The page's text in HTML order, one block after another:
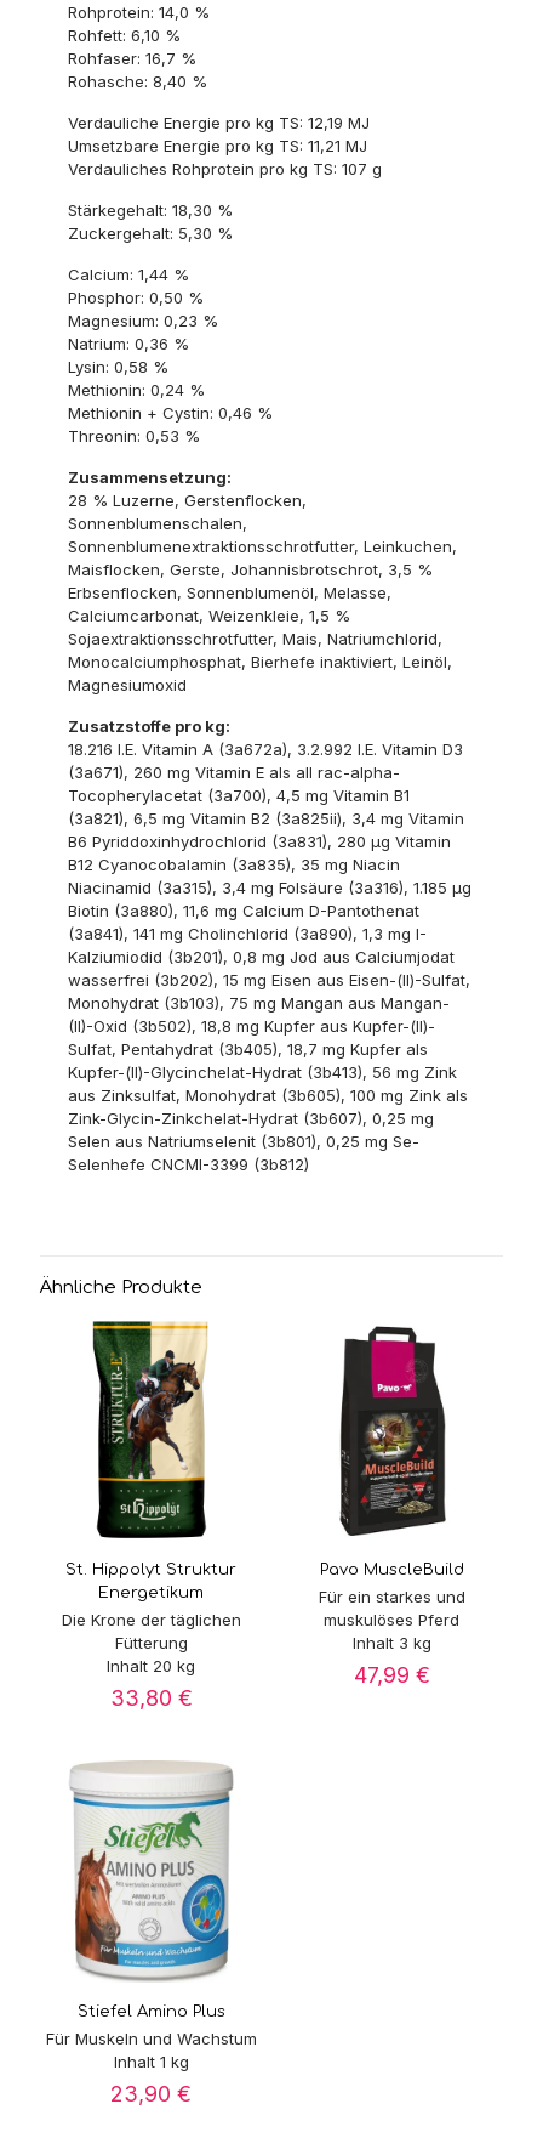
Rohprotein: 14,0 %
Rohfett: 6,10 %
Rohfaser: 16,7 %
Rohasche: 8,40 %
Verdauliche Energie pro kg TS: 12,19 MJ
Umsetzbare Energie pro kg TS: 11,21 MJ
Verdauliches Rohprotein pro kg TS: 107 g
Stärkegehalt: 18,30 %
Zuckergehalt: 5,30 %
Calcium: 1,44 %
Phosphor: 0,50 %
Magnesium: 0,23 %
Natrium: 0,36 %
Lysin: 0,58 %
Methionin: 0,24 %
Methionin + Cystin: 0,46 %
Threonin: 0,53 %
Zusammensetzung:
28 % Luzerne, Gerstenflocken,
Sonnenblumenschalen,
Sonnenblumenextraktionsschrotfutter, Leinkuchen,
Maisflocken, Gerste, Johannisbrotschrot, 3,5 %
Erbsenflocken, Sonnenblumenöl, Melasse,
Calciumcarbonat, Weizenkleie, 1,5 %
Sojaextraktionsschrotfutter, Mais, Natriumchlorid,
Monocalciumphosphat, Bierhefe inaktiviert, Leinöl,
Magnesiumoxid
Zusatzstoffe pro kg:
18.216 I.E. Vitamin A (3a672a), 3.2.992 I.E. Vitamin D3
(3a671), 260 mg Vitamin E als all rac-alpha-
Tocopherylacetat (3a700), 4,5 mg Vitamin B1
(3a821), 6,5 mg Vitamin B2 (3a825ii), 3,4 mg Vitamin
B6 Pyriddoxinhydrochlorid (3a831), 280 μg Vitamin
B12 Cyanocobalamin (3a835), 35 mg Niacin
Niacinamid (3a315), 3,4 mg Folsäure (3a316), 1.185 μg
Biotin (3a880), 11,6 mg Calcium D-Pantothenat
(3a841), 141 mg Cholinchlorid (3a890), 1,3 mg I-
Kalziumiodid (3b201), 0,8 mg Jod aus Calciumjodat
wasserfrei (3b202), 15 mg Eisen aus Eisen-(II)-Sulfat,
Monohydrat (3b103), 75 mg Mangan aus Mangan-
(II)-Oxid (3b502), 18,8 mg Kupfer aus Kupfer-(II)-
Sulfat, Pentahydrat (3b405), 18,7 mg Kupfer als
Kupfer-(II)-Glycinchelat-Hydrat (3b413), 56 mg Zink
aus Zinksulfat, Monohydrat (3b605), 100 mg Zink als
Zink-Glycin-Zinkchelat-Hydrat (3b607), 0,25 mg
Selen aus Natriumselenit (3b801), 0,25 mg Se-
Selenhefe CNCMI-3399 (3b812)
Ähnliche Produkte
St. Hippolyt Struktur
Energetikum
Die Krone der täglichen
Fütterung
Inhalt 20 kg
33,80 €
Pavo MuscleBuild
Für ein starkes und
muskulöses Pferd
Inhalt 3 kg
47,99 €
Stiefel Amino Plus
Für Muskeln und Wachstum
Inhalt 1 kg
23,90€